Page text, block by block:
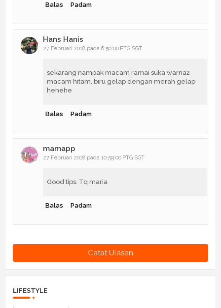
Balas Padam
Hans Hanis
27 Februari 2018 pada 6:50:00 PTG SGT
sekarang nampak macam ramai suka warna2
macam hitam, biru gelap dengan merah gelap
hehehe
Balas Padam
mamapp
27 Februari 2018 pada 10:59:00 PTG SGT
Good tips. Tq maria
Balas Padam
Catat Ulasan
LIFESTYLE